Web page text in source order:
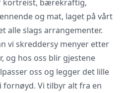
kortreist, bærekraftig,
og mat, laget på vårt
alle slags arrangementer.
vi skreddersy menyer etter
og hos oss blir gjestene
oss og legger det lille
fornøyd. Vi tilbyr alt fra en